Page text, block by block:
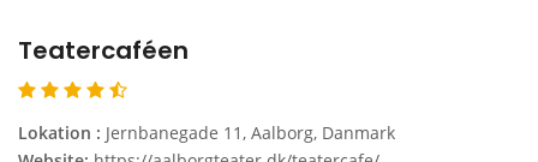
Teatercaféen
Lokation : Jernbanegade 11, Aalborg, Danmark